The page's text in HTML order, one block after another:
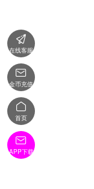

在线客服

金币充值

首页

APP下载